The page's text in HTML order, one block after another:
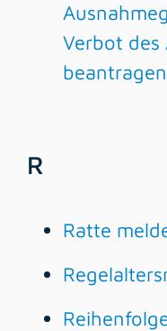
Verbot des
beantragen
R
Ratte